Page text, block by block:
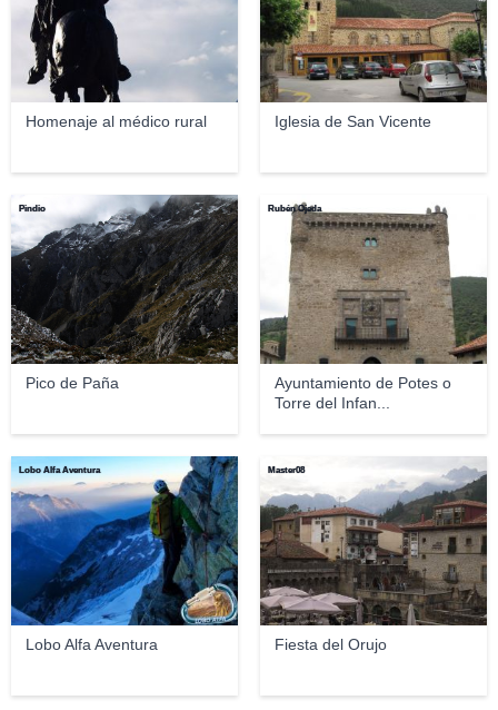
Homenaje al médico rural Iglesia de San Vicente
Pico de Paña
Pindio
Ayuntamiento de Potes o
Torre del Infan...
Rubén Ojeda
Lobo Alfa Aventura
Lobo Alfa Aventura
Fiesta del Orujo
Master08